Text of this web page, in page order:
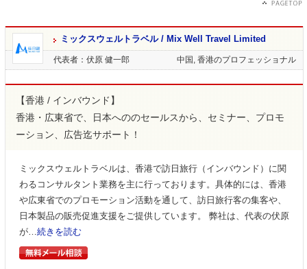
ミックスウェルトラベル / Mix Well Travel Limited
中国, 香港のプロフェッショナル
代表者：伏原 健一郎
【香港 / インバウンド】
香港・広東省で、日本へののセールスから、セミナー、プロモ
ーション、広告迄サポート！
ミックスウェルトラベルは、香港で訪日旅行（インバウンド）に関
わるコンサルタント業務を主に行っております。具体的には、香港
や広東省でのプロモーション活動を通して、訪日旅行客の集客や、
日本製品の販売促進支援をご提供しています。 弊社は、代表の伏原
が… 続きを読む